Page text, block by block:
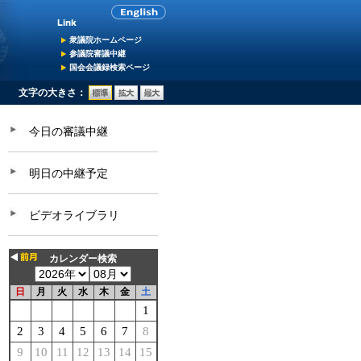
衆議院ホームページ
参議院審議中継
国会会議録検索ページ
文字の大きさ：
今日の審議中継
明日の中継予定
ビデオライブラリ
カレンダー検索
日 月 火 水 木 金 土
1
2
3 4 5 6 7
8
9
10 11 12 13 14
15